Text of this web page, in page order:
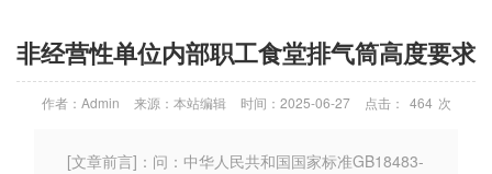
非经营性单位内部职工食堂排气筒高度要求
作者：Admin 来源：本站编辑 时间：2025-06-27 点击： 464 次
[文章前言]：问：中华人民共和国国家标准GB18483-